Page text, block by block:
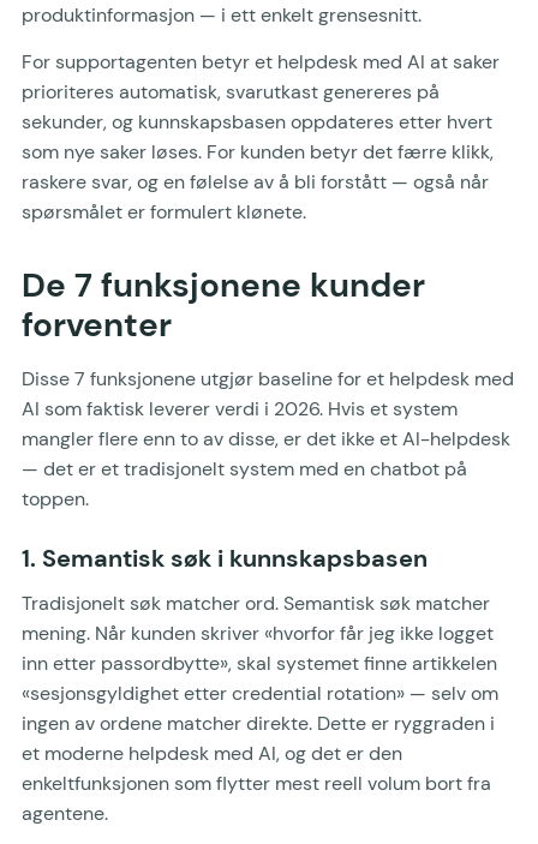
produktinformasjon — i ett enkelt grensesnitt.
For supportagenten betyr et helpdesk med AI at saker
prioriteres automatisk, svarutkast genereres på
sekunder, og kunnskapsbasen oppdateres etter hvert
som nye saker løses. For kunden betyr det færre klikk,
raskere svar, og en følelse av å bli forstått — også når
spørsmålet er formulert klønete.
De 7 funksjonene kunder
forventer
Disse 7 funksjonene utgjør baseline for et helpdesk med
AI som faktisk leverer verdi i 2026. Hvis et system
mangler flere enn to av disse, er det ikke et AI-helpdesk
— det er et tradisjonelt system med en chatbot på
toppen.
1. Semantisk søk i kunnskapsbasen
Tradisjonelt søk matcher ord. Semantisk søk matcher
mening. Når kunden skriver «hvorfor får jeg ikke logget
inn etter passordbytte», skal systemet finne artikkelen
«sesjonsgyldighet etter credential rotation» — selv om
ingen av ordene matcher direkte. Dette er ryggraden i
et moderne helpdesk med AI, og det er den
enkeltfunksjonen som flytter mest reell volum bort fra
agentene.